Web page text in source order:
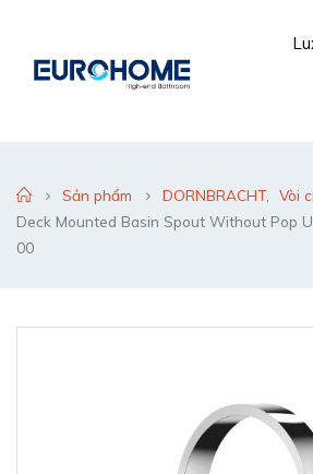
Sản phẩm DORNBRACHT,
Vòi
Deck Mounted Basin Spout Without Pop
00